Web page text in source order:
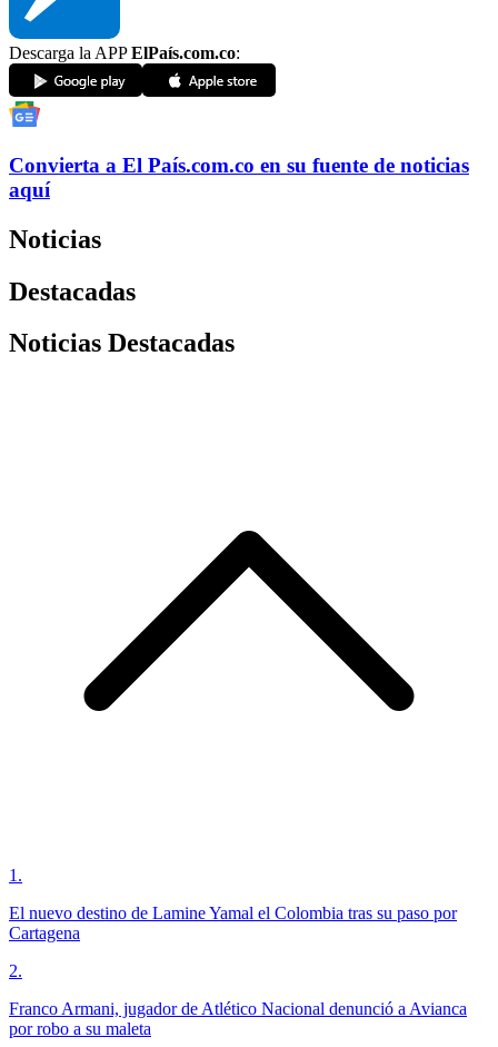
Descarga la APPElPaís.com.co:
Convierta a El País.com.co en su fuente de noticias
aquí
Noticias
Destacadas
Noticias Destacadas
1 .
El nuevo destino de Lamine Yamal el Colombia tras su paso por
Cartagena
2.
Franco Armani, jugador de Atlético Nacional denunció a Avianca
por robo a su maleta